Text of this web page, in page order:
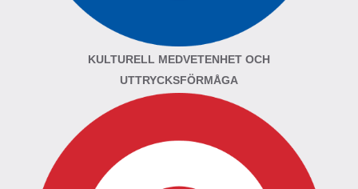
KULTURELL MEDVETENHET OCH
UTTRYCKSFÖRMÅGA